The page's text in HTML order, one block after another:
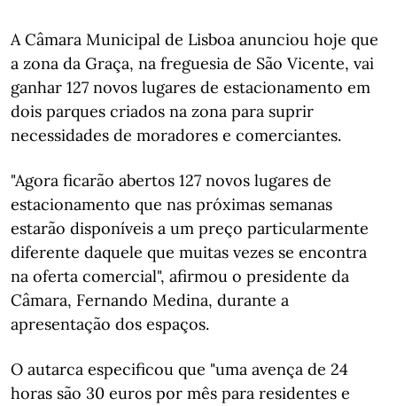
A Câmara Municipal de Lisboa anunciou hoje que
a zona da Graça, na freguesia de São Vicente, vai
ganhar 127 novos lugares de estacionamento em
dois parques criados na zona para suprir
necessidades de moradores e comerciantes.
"Agora ficarão abertos 127 novos lugares de
estacionamento que nas próximas semanas
estarão disponíveis a um preço particularmente
diferente daquele que muitas vezes se encontra
na oferta comercial", afirmou o presidente da
Câmara, Fernando Medina, durante a
apresentação dos espaços.
O autarca especificou que "uma avença de 24
horas são 30 euros por mês para residentes e